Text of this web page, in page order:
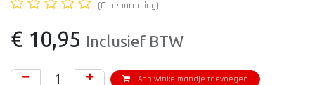
(0 beoordeling)
€ 10,95 Inclusief BTW
Aan winkelmandje toevoegen